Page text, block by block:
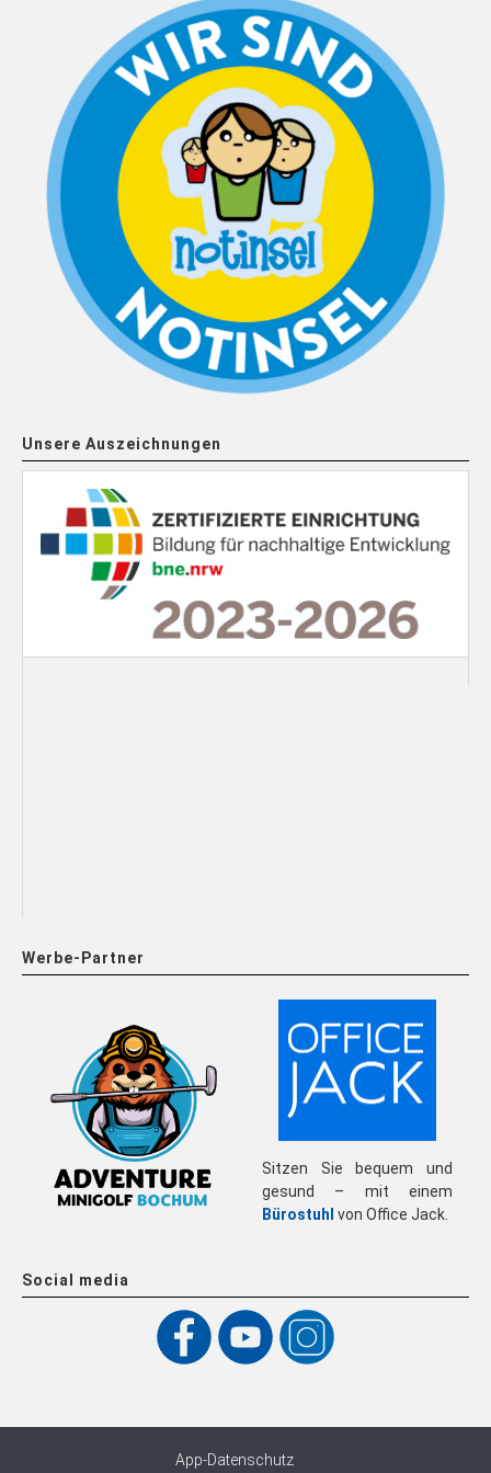
Unsere Auszeichnungen
Werbe-Partner
Sitzen Sie bequem und
gesund – mit einem
Bürostuhl von Office Jack.
Social media
App-Datenschutz